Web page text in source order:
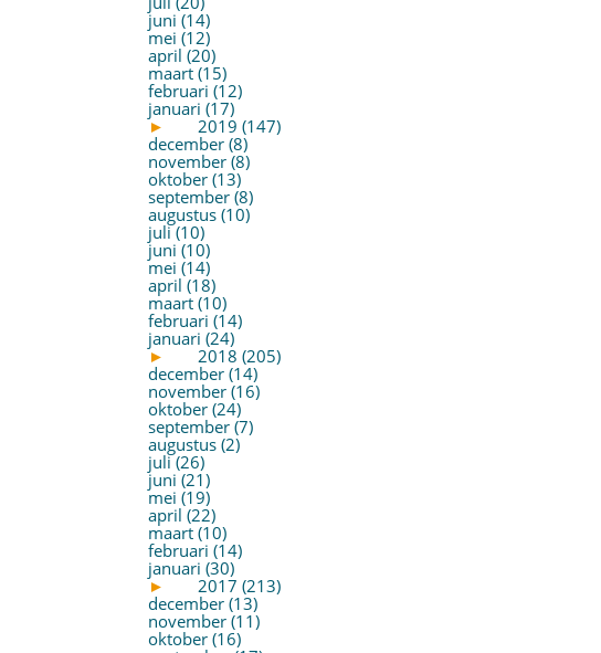
juni (14)
mei (12)
april (20)
maart (15)
februari (12)
januari (17)
►
2019 (147)
december (8)
november (8)
oktober (13)
september (8)
augustus (10)
juli (10)
juni (10)
mei (14)
april (18)
maart (10)
februari (14)
januari (24)
►
2018 (205)
december (14)
november (16)
oktober (24)
september (7)
augustus (2)
juli (26)
juni (21)
mei (19)
april (22)
maart (10)
februari (14)
januari (30)
►
2017 (213)
december (13)
november (11)
oktober (16)